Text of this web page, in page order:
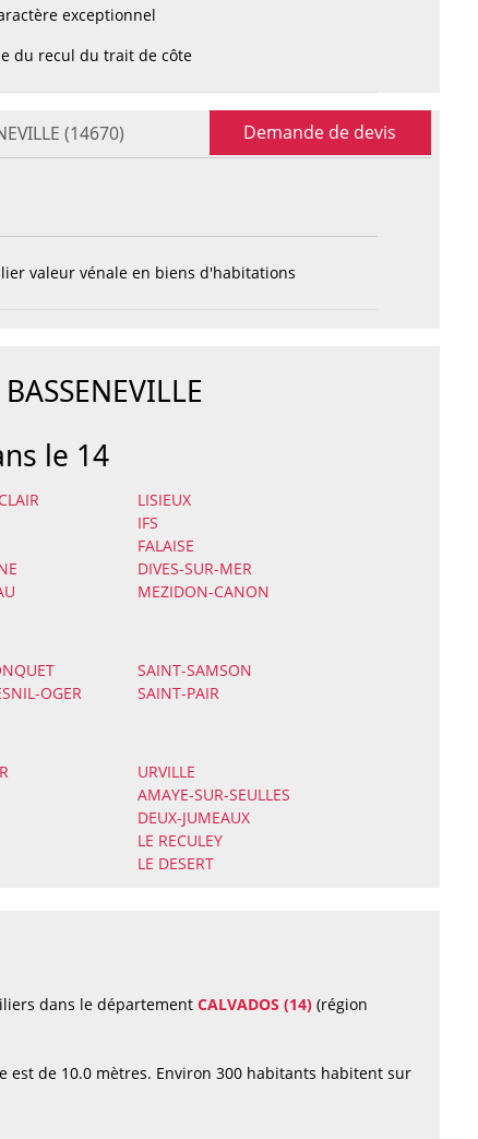
exceptionnel
du recul du trait de côte
(14670) Demande de devis
valeur vénale en biens d'habitations
le 14
LISIEUX
IFS
FALAISE
DIVES-SUR-MER
MEZIDON-CANON
SAINT-SAMSON
OGER SAINT-PAIR
URVILLE
AMAYE-SUR-SEULLES
DEUX-JUMEAUX
LE RECULEY
LE DESERT
dans le département CALVADOS (14) (région
est de 10.0 mètres. Environ 300 habitants habitent sur